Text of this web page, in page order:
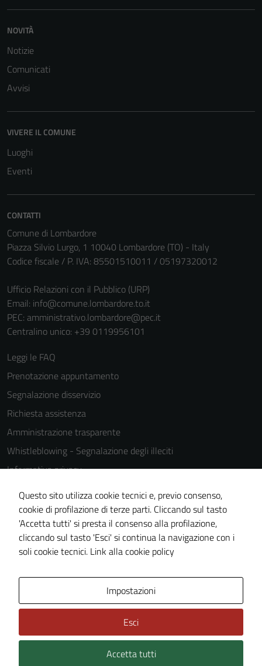
NOVITÀ
Notizie
Comunicati
Avvisi
VIVERE IL COMUNE
Luoghi
Eventi
CONTATTI
Comune di Lombardore
Piazza Silvio Lurgo, 1 10040 Lombardore (TO) - Italy
Codice fiscale / P. IVA: 85501510011 / 05197320012
Ufficio Relazioni con il Pubblico (URP)
Email: info@comune.lombardore.to.it
PEC: amministrativo.lombardore@pec.it
Centralino unico: +39 0119956101
Leggi le FAQ
Prenotazione appuntamento
Segnalazione disservizio
Richiesta assistenza
Amministrazione trasparente
Whistleblowing - Segnalazione degli illeciti
Informativa privacy
Cookie Policy
Note legali
Dichiarazione di accessibilità
Piano di miglioramento del sito
Technical Design s.r.l.
Questo sito utilizza cookie tecnici e, previo consenso,
cookie di profilazione di terze parti. Cliccando sul tasto
'Accetta tutti' si presta il consenso alla profilazione,
cliccando sul tasto 'Esci' si continua la navigazione con i
soli cookie tecnici. Link alla cookie policy
Impostazioni
Esci
Accetta tutti
possono
essere
informazioni